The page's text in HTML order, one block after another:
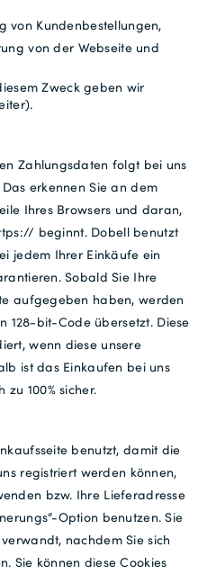
von Kundenbestellungen,
von der Webseite und
Zweck geben wir
Zahlungsdaten folgt bei uns
erkennen Sie an dem
Ihres Browsers und daran,
beginnt. Dobell benutzt
jedem Ihrer Einkäufe ein
Sobald Sie Ihre
aufgegeben haben, werden
128-bit-Code übersetzt. Diese
wenn diese unsere
ist das Einkaufen bei uns
100% sicher.
benutzt, damit die
registriert werden können,
bzw. Ihre Lieferadresse
Option benutzen. Sie
nachdem Sie sich
Sie können diese Cookies